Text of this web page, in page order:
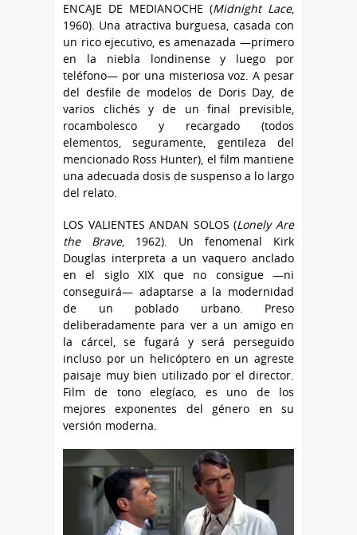
ENCAJE DE MEDIANOCHE (Midnight Lace,
1960). Una atractiva burguesa, casada con
un rico ejecutivo, es amenazada —primero
en la niebla londinense y luego por
teléfono— por una misteriosa voz. A pesar
del desfile de modelos de Doris Day, de
varios clichés y de un final previsible,
rocambolesco y recargado (todos
elementos, seguramente, gentileza del
mencionado Ross Hunter), el film mantiene
una adecuada dosis de suspenso a lo largo
del relato.
LOS VALIENTES ANDAN SOLOS (Lonely Are
the Brave, 1962). Un fenomenal Kirk
Douglas interpreta a un vaquero anclado
en el siglo XIX que no consigue —ni
conseguirá— adaptarse a la modernidad
de un poblado urbano. Preso
deliberadamente para ver a un amigo en
la cárcel, se fugará y será perseguido
incluso por un helicóptero en un agreste
paisaje muy bien utilizado por el director.
Film de tono elegíaco, es uno de los
mejores exponentes del género en su
versión moderna.